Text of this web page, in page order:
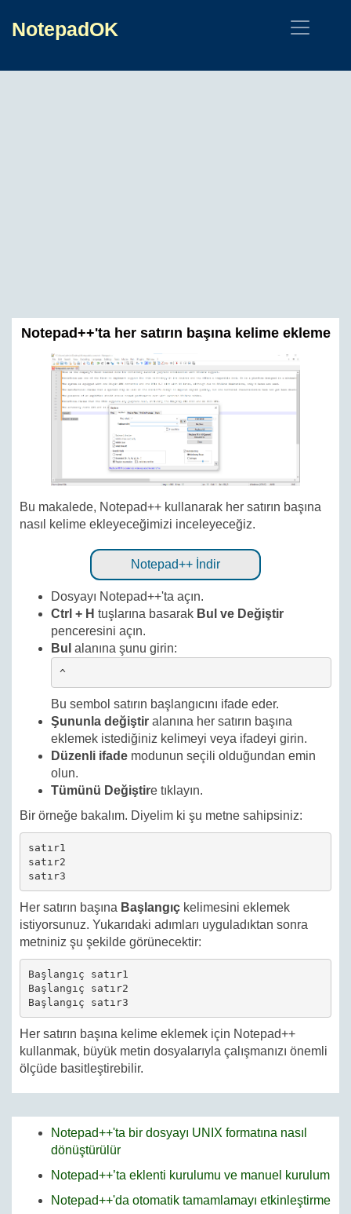
NotepadOK
Notepad++'ta her satırın başına kelime ekleme
Bu makalede, Notepad++ kullanarak her satırın başına
nasıl kelime ekleyeceğimizi inceleyeceğiz.
Notepad++ İndir
Dosyayı Notepad++'ta açın.
Ctrl + H tuşlarına basarak Bul ve Değiştir
penceresini açın.
Bul alanına şunu girin:
^
Bu sembol satırın başlangıcını ifade eder.
Şununla değiştir alanına her satırın başına
eklemek istediğiniz kelimeyi veya ifadeyi girin.
Düzenli ifade modunun seçili olduğundan emin
olun.
Tümünü Değiştire tıklayın.
Bir örneğe bakalım. Diyelim ki şu metne sahipsiniz:
satır1
satır2
satır3
Her satırın başına Başlangıç kelimesini eklemek
istiyorsunuz. Yukarıdaki adımları uyguladıktan sonra
metniniz şu şekilde görünecektir:
Başlangıç satır1
Başlangıç satır2
Başlangıç satır3
Her satırın başına kelime eklemek için Notepad++
kullanmak, büyük metin dosyalarıyla çalışmanızı önemli
ölçüde basitleştirebilir.
Notepad++'ta bir dosyayı UNIX formatına nasıl
dönüştürülür
Notepad++’ta eklenti kurulumu ve manuel kurulum
Notepad++'da otomatik tamamlamayı etkinleştirme